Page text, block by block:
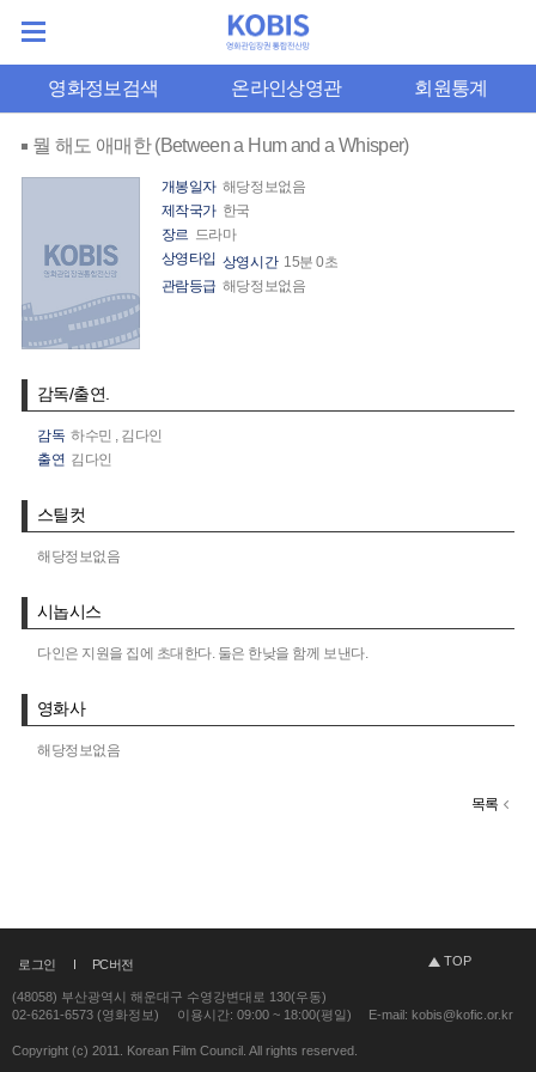
영화정보검색 온라인상영관 회원통계
뭘 해도 애매한 (Between a Hum and a Whisper)
개봉일자 해당정보없음
제작국가 한국
장르 드라마
상영타입 상영시간 15분 0초
관람등급 해당정보없음
감독/출연.
감독 하수민 , 김다인
출연 김다인
스틸컷
해당정보없음
시놉시스
다인은 지원을 집에 초대한다. 둘은 한낮을 함께 보낸다.
영화사
해당정보없음
목록
로그인 PC버전 TOP
(48058) 부산광역시 해운대구 수영강변대로 130(우동)
02-6261-6573 (영화정보)
이용시간: 09:00 ~ 18:00(평일) E-mail: kobis@kofic.or.kr
Copyright (c) 2011. Korean Film Council. All rights reserved.